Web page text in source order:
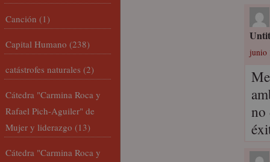
junio
no
Canción (1)
Capital Humano (238)
catástrofes naturales (2)
Cátedra "Carmina Roca y
Rafael Pich-Aguiler" de
Mujer y liderazgo (13)
Cátedra "Carmina Roca y